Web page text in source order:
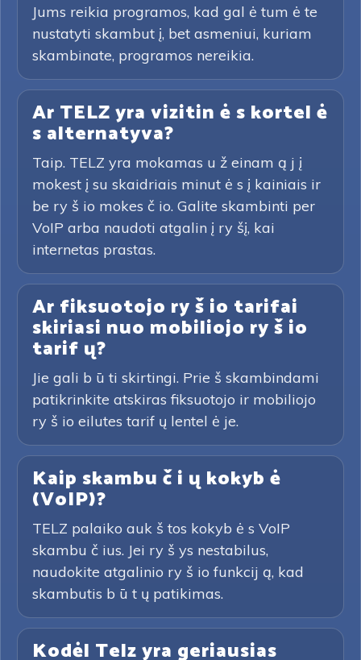
Jums reikia programos, kad gal ė tum ė te
nustatyti skambut į, bet asmeniui, kuriam
skambinate, programos nereikia.
Ar TELZ yra vizitin ė s kortel ė
s alternatyva?
Taip. TELZ yra mokamas u ž einam ą j į
mokest į su skaidriais minut ė s į kainiais ir
be ry š io mokes č io. Galite skambinti per
VoIP arba naudoti atgalin į ry šį, kai
internetas prastas.
Ar fiksuotojo ry š io tarifai
skiriasi nuo mobiliojo ry š io
tarif ų?
Jie gali b ū ti skirtingi. Prie š skambindami
patikrinkite atskiras fiksuotojo ir mobiliojo
ry š io eilutes tarif ų lentel ė je.
Kaip skambu č i ų kokyb ė
(VoIP)?
TELZ palaiko auk š tos kokyb ė s VoIP
skambu č ius. Jei ry š ys nestabilus,
naudokite atgalinio ry š io funkcij ą, kad
skambutis b ū t ų patikimas.
Kodėl Telz yra geriausias